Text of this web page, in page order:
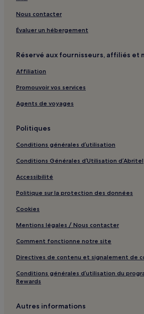
Saba : hôtels Hôtels avec piscine
Saba : hôtels Hôtels avec parking
Dangin Puri : hôtels
Bedahulu : Villas
Denpasar Utara : hôtels 2 étoiles
Denpasar Utara : hôtels 3 étoiles
Sanur : Chambres d’hôtes
Batubulan : hôtels Hôtels avec piscine
Nous contacter
Évaluer un hébergement
Réservé aux fournisseurs, affiliés et
Affiliation
Promouvoir vos services
Agents de voyages
Politiques
Conditions générales d’utilisation
Conditions Générales d’Utilisation d’Abritel
Accessibilité
Politique sur la protection des données
Cookies
Mentions légales / Nous contacter
Comment fonctionne notre site
Directives de contenu et signalement de
Conditions générales d’utilisation du
Rewards
Autres informations